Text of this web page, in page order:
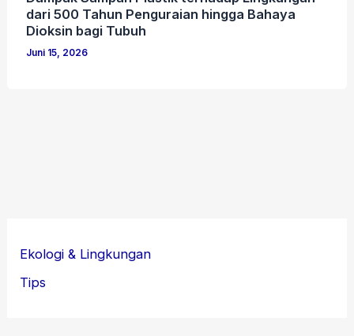
dari 500 Tahun Penguraian hingga Bahaya
Dioksin bagi Tubuh
Juni 15, 2026
Ekologi & Lingkungan
Tips